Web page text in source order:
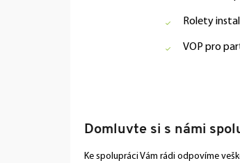
Rolety
VOP pro
Domluvte si s námi
Ke spolupráci Vám rádi odpovíme